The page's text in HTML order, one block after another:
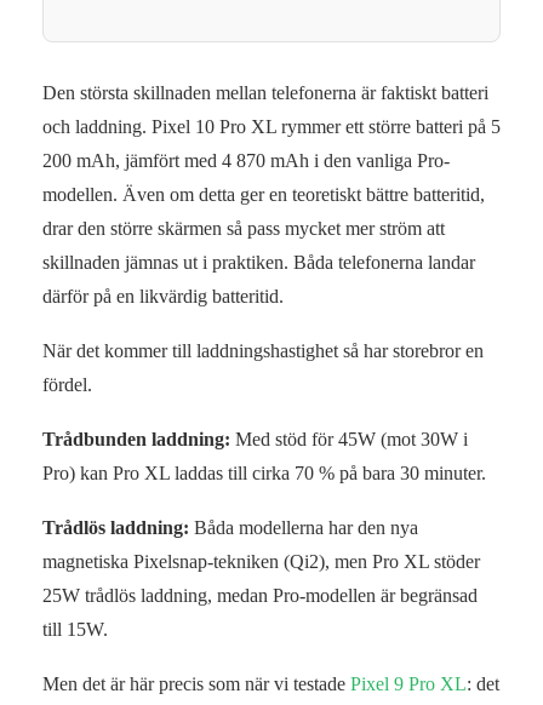
Den största skillnaden mellan telefonerna är faktiskt batteri
och laddning. Pixel 10 Pro XL rymmer ett större batteri på 5
200 mAh, jämfört med 4 870 mAh i den vanliga Pro-
modellen. Även om detta ger en teoretiskt bättre batteritid,
drar den större skärmen så pass mycket mer ström att
skillnaden jämnas ut i praktiken. Båda telefonerna landar
därför på en likvärdig batteritid.
När det kommer till laddningshastighet så har storebror en
fördel.
Trådbunden laddning: Med stöd för 45W (mot 30W i
Pro) kan Pro XL laddas till cirka 70 % på bara 30 minuter.
Trådlös laddning: Båda modellerna har den nya
magnetiska Pixelsnap-tekniken (Qi2), men Pro XL stöder
25W trådlös laddning, medan Pro-modellen är begränsad
till 15W.
Men det är här precis som när vi testade Pixel 9 Pro XL: det